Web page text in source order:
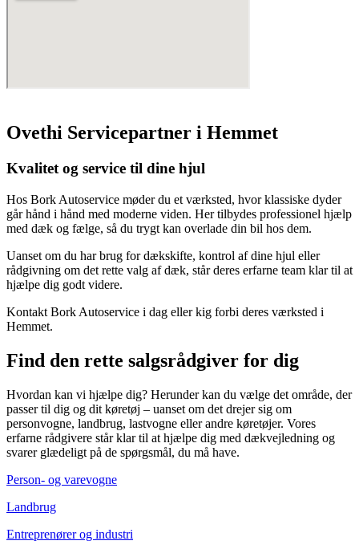
Ovethi Servicepartner i Hemmet
Kvalitet og service til dine hjul
Hos Bork Autoservice møder du et værksted, hvor klassiske dyder
går hånd i hånd med moderne viden. Her tilbydes professionel hjælp
med dæk og fælge, så du trygt kan overlade din bil hos dem.
Uanset om du har brug for dækskifte, kontrol af dine hjul eller
rådgivning om det rette valg af dæk, står deres erfarne team klar til at
hjælpe dig godt videre.
Kontakt Bork Autoservice i dag eller kig forbi deres værksted i
Hemmet.
Find den rette salgsrådgiver for dig
Hvordan kan vi hjælpe dig? Herunder kan du vælge det område, der
passer til dig og dit køretøj – uanset om det drejer sig om
personvogne, landbrug, lastvogne eller andre køretøjer. Vores
erfarne rådgivere står klar til at hjælpe dig med dækvejledning og
svarer glædeligt på de spørgsmål, du må have.
Person- og varevogne
Landbrug
Entreprenører og industri